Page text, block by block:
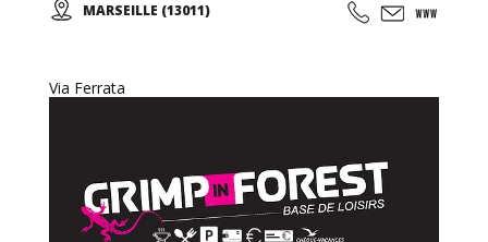
d'essai offert !
MARSEILLE (13011)
Via Ferrata